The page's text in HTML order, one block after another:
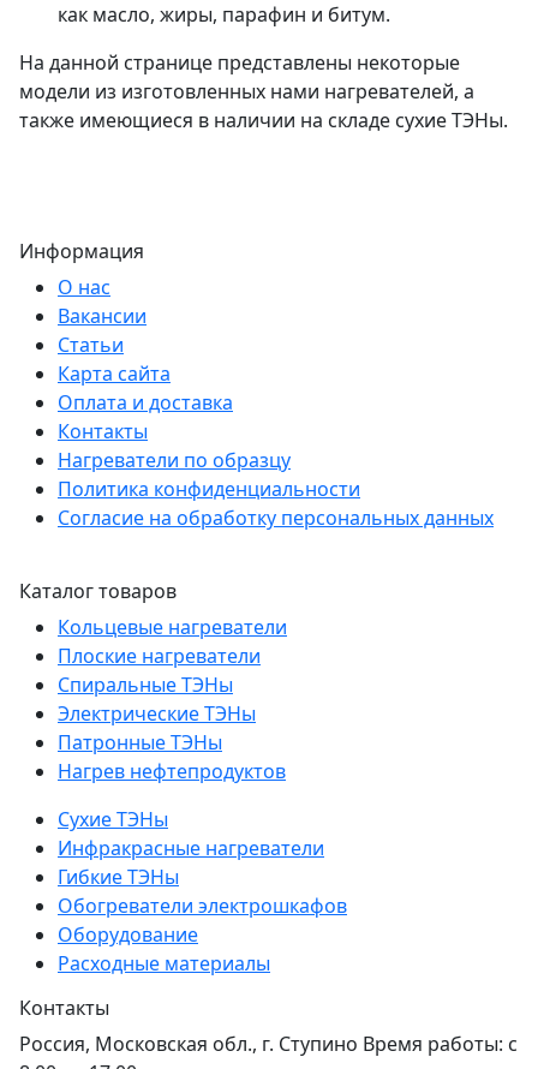
как масло, жиры, парафин и битум.
На данной странице представлены некоторые
модели из изготовленных нами нагревателей, а
также имеющиеся в наличии на складе сухие ТЭНы.
Информация
О нас
Вакансии
Статьи
Карта сайта
Оплата и доставка
Контакты
Нагреватели по образцу
Политика конфиденциальности
Согласие на обработку персональных данных
Каталог товаров
Кольцевые нагреватели
Плоские нагреватели
Спиральные ТЭНы
Электрические ТЭНы
Патронные ТЭНы
Нагрев нефтепродуктов
Сухие ТЭНы
Инфракрасные нагреватели
Гибкие ТЭНы
Обогреватели электрошкафов
Оборудование
Расходные материалы
Контакты
Россия, Московская обл., г. Ступино Время работы: с